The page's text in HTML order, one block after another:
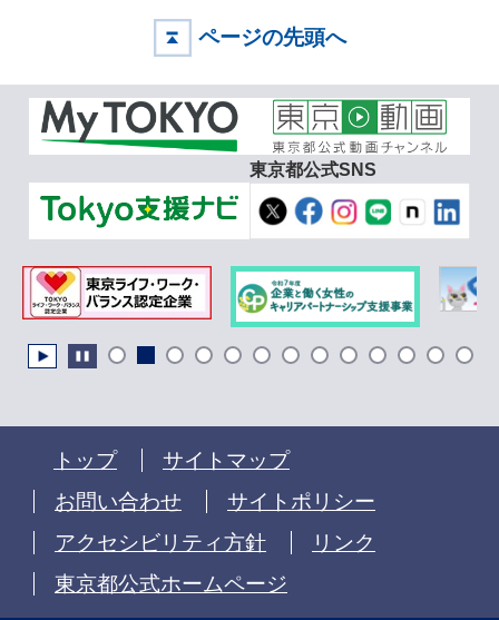
ページの先頭へ
東京都公式SNS
トップ
サイトマップ
お問い合わせ
サイトポリシー
アクセシビリティ方針
リンク
東京都公式ホームページ